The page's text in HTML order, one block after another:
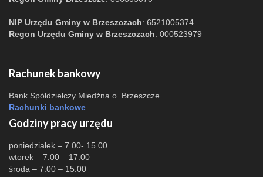
NIP Urzędu Gminy w Brzeszczach: 6521005374
Regon Urzędu Gminy w Brzeszczach: 000523979
Rachunek bankowy
Bank Spółdzielczy Miedźna o. Brzeszcze
Rachunki bankowe
Godziny pracy urzędu
poniedziałek – 7.00- 15.00
wtorek – 7.00 – 17.00
środa – 7.00 – 15.00